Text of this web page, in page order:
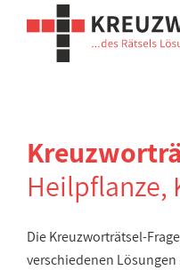
Die Kreuzworträtsel-
verschiedenen